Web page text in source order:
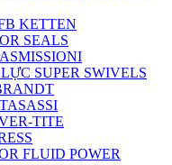
KETTEN
SEALS
SUPER SWIVELS
TITE
FLUID POWER